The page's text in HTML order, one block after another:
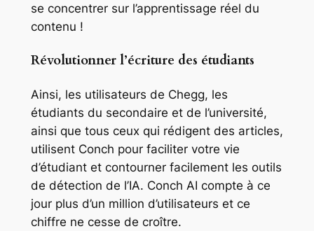
se concentrer sur l’apprentissage réel du
contenu !
Révolutionner l’écriture des étudiants
Ainsi, les utilisateurs de Chegg, les
étudiants du secondaire et de l’université,
ainsi que tous ceux qui rédigent des articles,
utilisent Conch pour faciliter votre vie
d’étudiant et contourner facilement les outils
de détection de l’IA. Conch AI compte à ce
jour plus d’un million d’utilisateurs et ce
chiffre ne cesse de croître.